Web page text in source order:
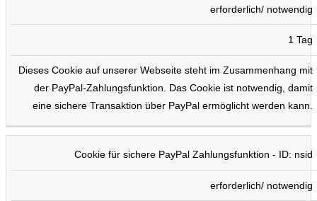
erforderlich/ notwendig
1 Tag
Dieses Cookie auf unserer Webseite steht im Zusammenhang mit
der PayPal-Zahlungsfunktion. Das Cookie ist notwendig, damit
eine sichere Transaktion über PayPal ermöglicht werden kann.
Cookie für sichere PayPal Zahlungsfunktion - ID: nsid
erforderlich/ notwendig